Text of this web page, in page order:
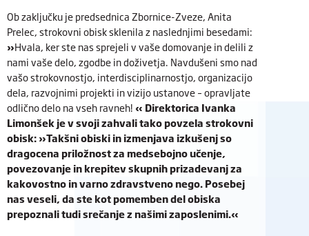
Ob zaključku je predsednica Zbornice-Zveze, Anita
Prelec, strokovni obisk sklenila z naslednjimi besedami:
»Hvala, ker ste nas sprejeli v vaše domovanje in delili z
nami vaše delo, zgodbe in doživetja. Navdušeni smo nad
vašo strokovnostjo, interdisciplinarnostjo, organizacijo
dela, razvojnimi projekti in vizijo ustanove – opravljate
odlično delo na vseh ravneh! « Direktorica Ivanka
Limonšek je v svoji zahvali tako povzela strokovni
obisk: »Takšni obiski in izmenjava izkušenj so
dragocena priložnost za medsebojno učenje,
povezovanje in krepitev skupnih prizadevanj za
kakovostno in varno zdravstveno nego. Posebej
nas veseli, da ste kot pomemben del obiska
prepoznali tudi srečanje z našimi zaposlenimi.«